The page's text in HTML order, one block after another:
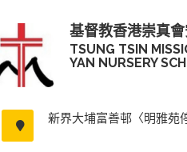
基督教香港崇真
TSUNG TSIN
YAN NURSERY
新界大埔富善邨〈明雅苑